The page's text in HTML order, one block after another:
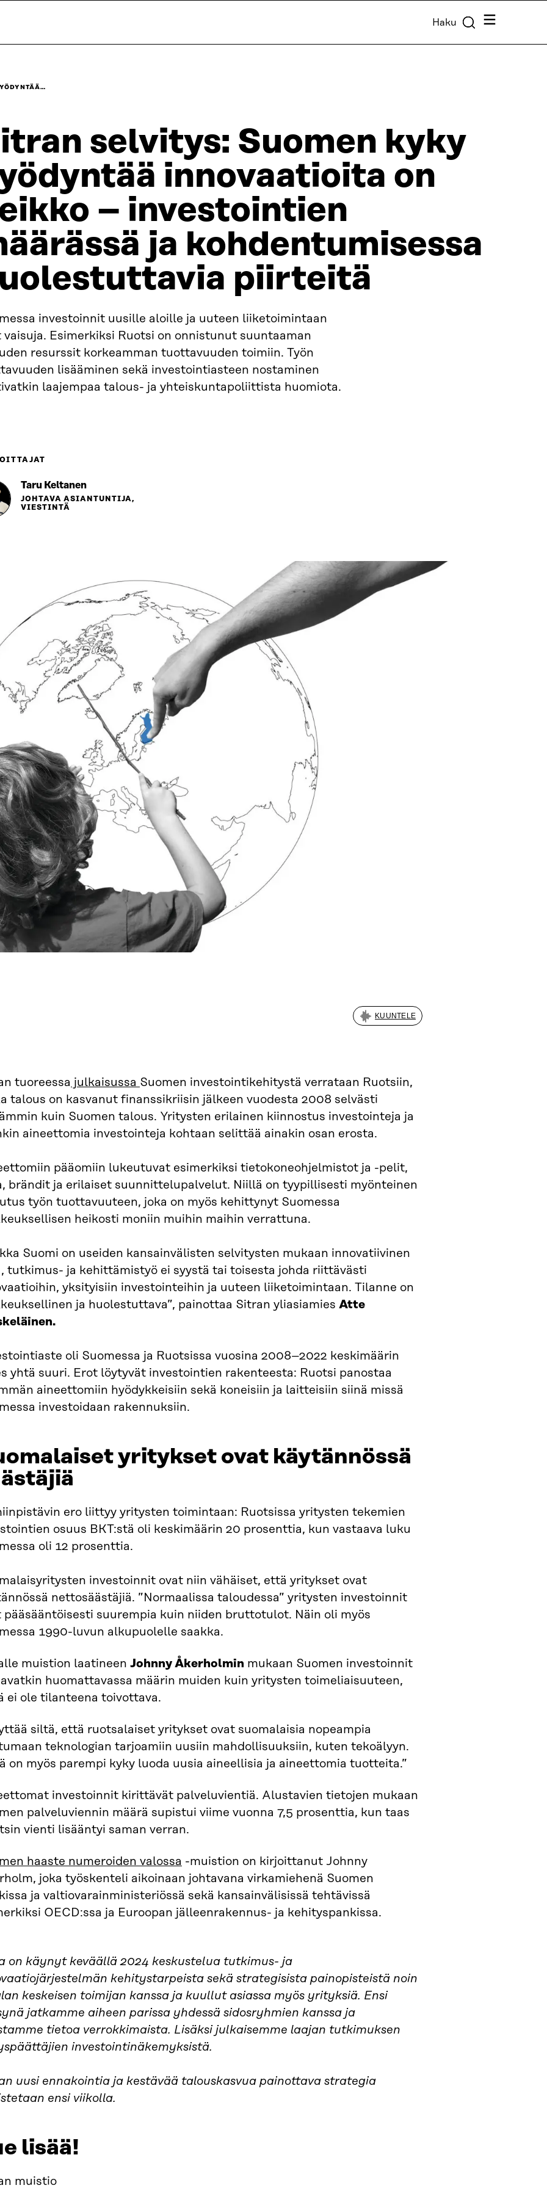
Haku Valikko
selvitys: Suomen kyky
innovaatioita on
– investointien
ja kohdentumisessa
piirteitä
investoinnit uusille aloille ja uuteen liiketoimintaan
vaisuja. Esimerkiksi Ruotsi on onnistunut suuntaaman
resurssit korkeamman tuottavuuden toimiin. Työn
lisääminen sekä investointiasteen nostaminen
laajempaa talous- ja yhteiskuntapoliittista huomiota.
Taru Keltanen
JOHTAVA ASIANTUNTIJA,
VIESTINTÄ
KUUNTELE
tuoreessa julkaisussa Suomen investointikehitystä verrataan Ruotsiin,
talous on kasvanut finanssikriisin jälkeen vuodesta 2008 selvästi
kuin Suomen talous. Yritysten erilainen kiinnostus investointeja ja
aineettomia investointeja kohtaan selittää ainakin osan erosta.
pääomiin lukeutuvat esimerkiksi tietokoneohjelmistot ja -pelit,
brändit ja erilaiset suunnittelupalvelut. Niillä on tyypillisesti myönteinen
työn tuottavuuteen, joka on myös kehittynyt Suomessa
heikosti moniin muihin maihin verrattuna.
Suomi on useiden kansainvälisten selvitysten mukaan innovatiivinen
tutkimus- ja kehittämistyö ei syystä tai toisesta johda riittävästi
yksityisiin investointeihin ja uuteen liiketoimintaan. Tilanne on
ja huolestuttava”, painottaa Sitran yliasiamies Atte
oli Suomessa ja Ruotsissa vuosina 2008–2022 keskimäärin
yhtä suuri. Erot löytyvät investointien rakenteesta: Ruotsi panostaa
aineettomiin hyödykkeisiin sekä koneisiin ja laitteisiin siinä missä
investoidaan rakennuksiin.
yritykset ovat käytännössä
ero liittyy yritysten toimintaan: Ruotsissa yritysten tekemien
osuus BKT:stä oli keskimäärin 20 prosenttia, kun vastaava luku
oli 12 prosenttia.
investoinnit ovat niin vähäiset, että yritykset ovat
nettosäästäjiä. ”Normaalissa taloudessa” yritysten investoinnit
pääsääntöisesti suurempia kuin niiden bruttotulot. Näin oli myös
1990-luvun alkupuolelle saakka.
muistion laatineen Johnny Åkerholmin mukaan Suomen investoinnit
huomattavassa määrin muiden kuin yritysten toimeliaisuuteen,
ei ole tilanteena toivottava.
siltä, että ruotsalaiset yritykset ovat suomalaisia nopeampia
teknologian tarjoamiin uusiin mahdollisuuksiin, kuten tekoälyyn.
on myös parempi kyky luoda uusia aineellisia ja aineettomia tuotteita.”
investoinnit kirittävät palveluvientiä. Alustavien tietojen mukaan
palveluviennin määrä supistui viime vuonna 7,5 prosenttia, kun taas
vienti lisääntyi saman verran.
haaste numeroiden valossa -muistion on kirjoittanut Johnny
joka työskenteli aikoinaan johtavana virkamiehenä Suomen
ja valtiovarainministeriössä sekä kansainvälisissä tehtävissä
OECD:ssa ja Euroopan jälleenrakennus- ja kehityspankissa.
on käynyt keväällä 2024 keskustelua tutkimus- ja
kehitystarpeista sekä strategisista painopisteistä noin
keskeisen toimijan kanssa ja kuullut asiassa myös yrityksiä. Ensi
jatkamme aiheen parissa yhdessä sidosryhmien kanssa ja
tietoa verrokkimaista. Lisäksi julkaisemme laajan tutkimuksen
investointinäkemyksistä.
uusi ennakointia ja kestävää talouskasvua painottava strategia
ensi viikolla.
lisää!
muistio